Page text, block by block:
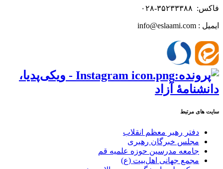
فاکس: ۳۵۲۳۳۳۸۸-۰۲۸
ایمیل : info@eslaami.com
سایت های مرتبط
دفتر رهبر معظم انقلاب
مجلس خبرگان رهبری
جامعه مدرسین حوزه علمیه قم
مجمع جهانی اهل‌بیت (ع)